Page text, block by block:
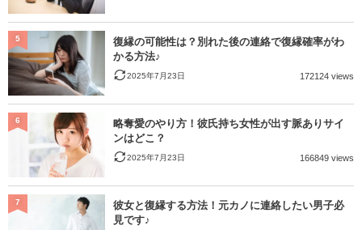
復縁の可能性は？別れた後の連絡で復縁確率がわ
かる方法♪
2025年7月23日 172124 views
5
略奪愛のやり方！彼氏持ち女性が出す脈ありサイ
ンはどこ？
2025年7月23日 166849 views
6
彼女と復縁する方法！元カノに連絡したい男子必
見です♪
7